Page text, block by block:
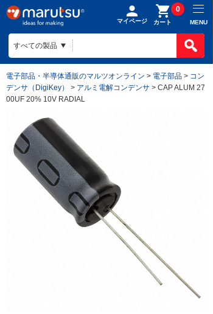
マイページ カート
0
MENU
電子部品・半導体通販のマルツオンライン > 電子部品 > コン
デンサ（DigiKey）
> アルミ電解コンデンサ > CAP ALUM 27
00UF 20% 10V RADIAL